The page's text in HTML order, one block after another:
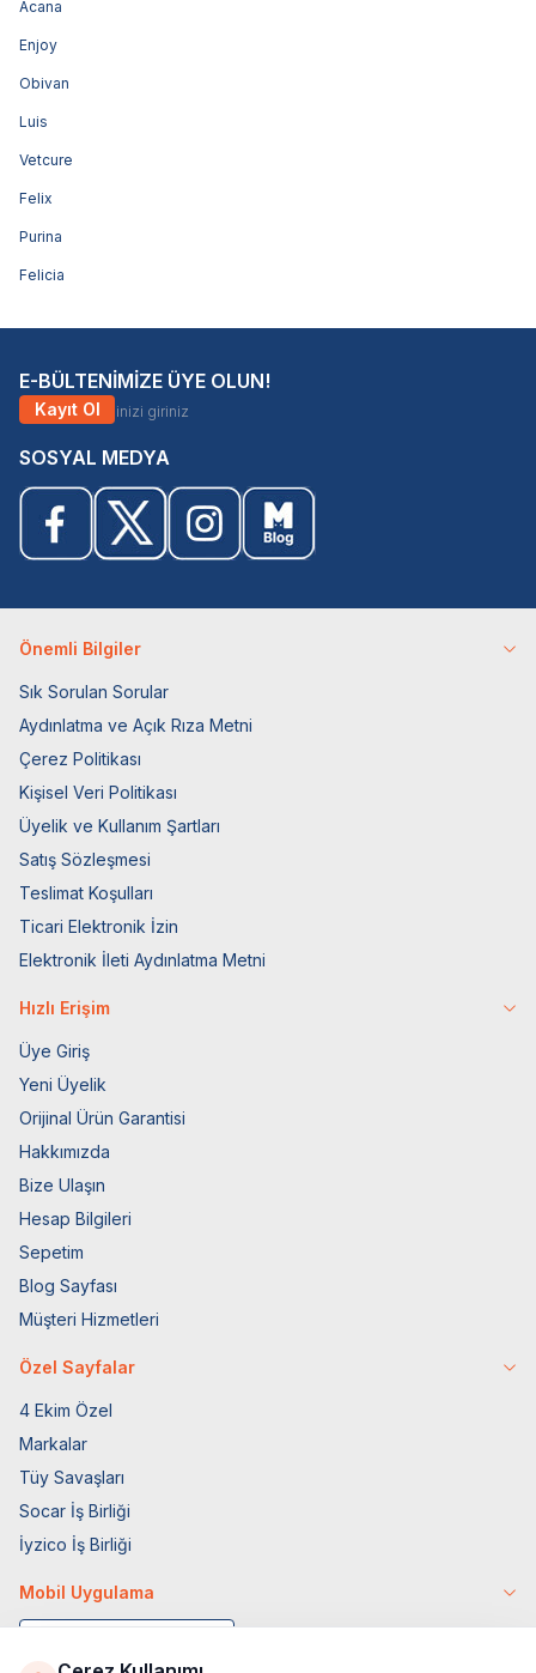
Acana
Enjoy
Obivan
Luis
Vetcure
Felix
Purina
Felicia
E-BÜLTENİMİZE ÜYE OLUN!
Kayıt Ol
SOSYAL MEDYA
Önemli Bilgiler
Sık Sorulan Sorular
Aydınlatma ve Açık Rıza Metni
Çerez Politikası
Kişisel Veri Politikası
Üyelik ve Kullanım Şartları
Satış Sözleşmesi
Teslimat Koşulları
Ticari Elektronik İzin
Elektronik İleti Aydınlatma Metni
Hızlı Erişim
Üye Giriş
Yeni Üyelik
Orijinal Ürün Garantisi
Hakkımızda
Bize Ulaşın
Hesap Bilgileri
Sepetim
Blog Sayfası
Müşteri Hizmetleri
Özel Sayfalar
4 Ekim Özel
Markalar
Tüy Savaşları
Socar İş Birliği
İyzico İş Birliği
Mobil Uygulama